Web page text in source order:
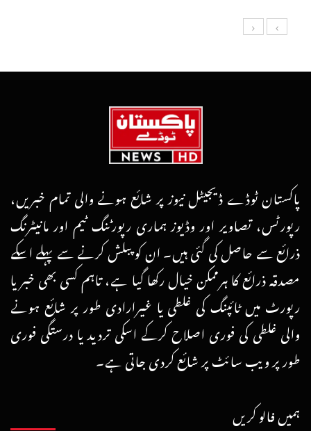
پاکستان ٹوڈے ڈیجیٹل نیوز پر شائع ہونے والی تمام خبریں،
رپورٹس، تصاویر اور وڈیوز ہماری رپورٹنگ ٹیم اور مانیٹرنگ
ذرائع سے حاصل کی گئی ہیں۔ ان کو پبلش کرنے سے پہلے اسکے
مصدقہ ذرائع کا ہرممکن خیال رکھا گیا ہے، تاہم کسی بھی خبر یا
رپورٹ میں ٹائپنگ کی غلطی یا غیرارادی طور پر شائع ہونے
والی غلطی کی فوری اصلاح کرکے اسکی تردید یا درستگی فوری
طور پر ویب سائٹ پر شائع کردی جاتی ہے۔
ہمیں فالو کریں